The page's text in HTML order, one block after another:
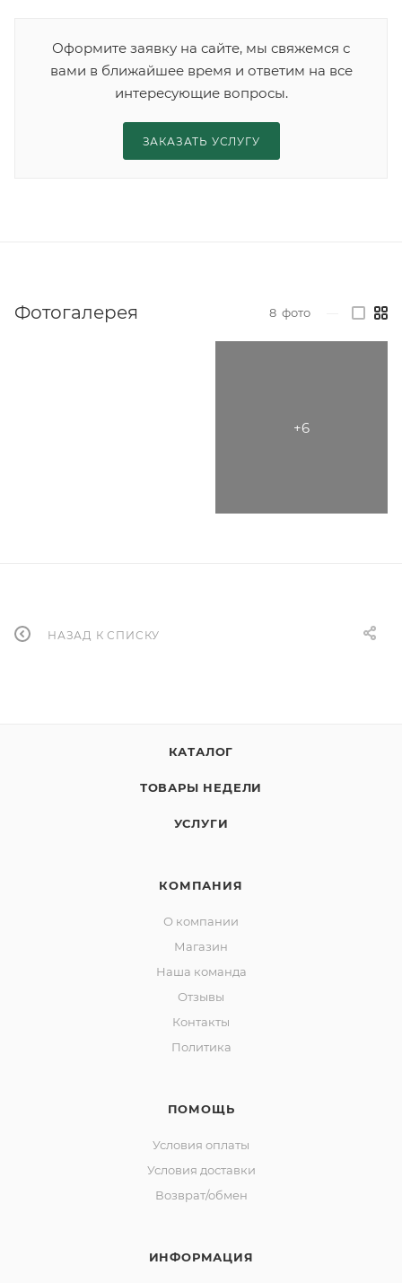
Оформите заявку на сайте, мы свяжемся с
вами в ближайшее время и ответим на все
интересующие вопросы.
ЗАКАЗАТЬ УСЛУГУ
Фотогалерея 8 фото
НАЗАД К СПИСКУ
КАТАЛОГ
ТОВАРЫ НЕДЕЛИ
УСЛУГИ
КОМПАНИЯ
О компании
Магазин
Наша команда
Отзывы
Контакты
Политика
ПОМОЩЬ
Условия оплаты
Условия доставки
Возврат/обмен
ИНФОРМАЦИЯ